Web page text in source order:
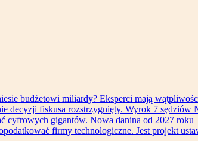
budżetowi miliardy? Eksperci mają
decyzji fiskusa rozstrzygnięty. Wyrok 7 sędziów
cyfrowych gigantów. Nowa danina od 2027 roku
firmy technologiczne. Jest projekt